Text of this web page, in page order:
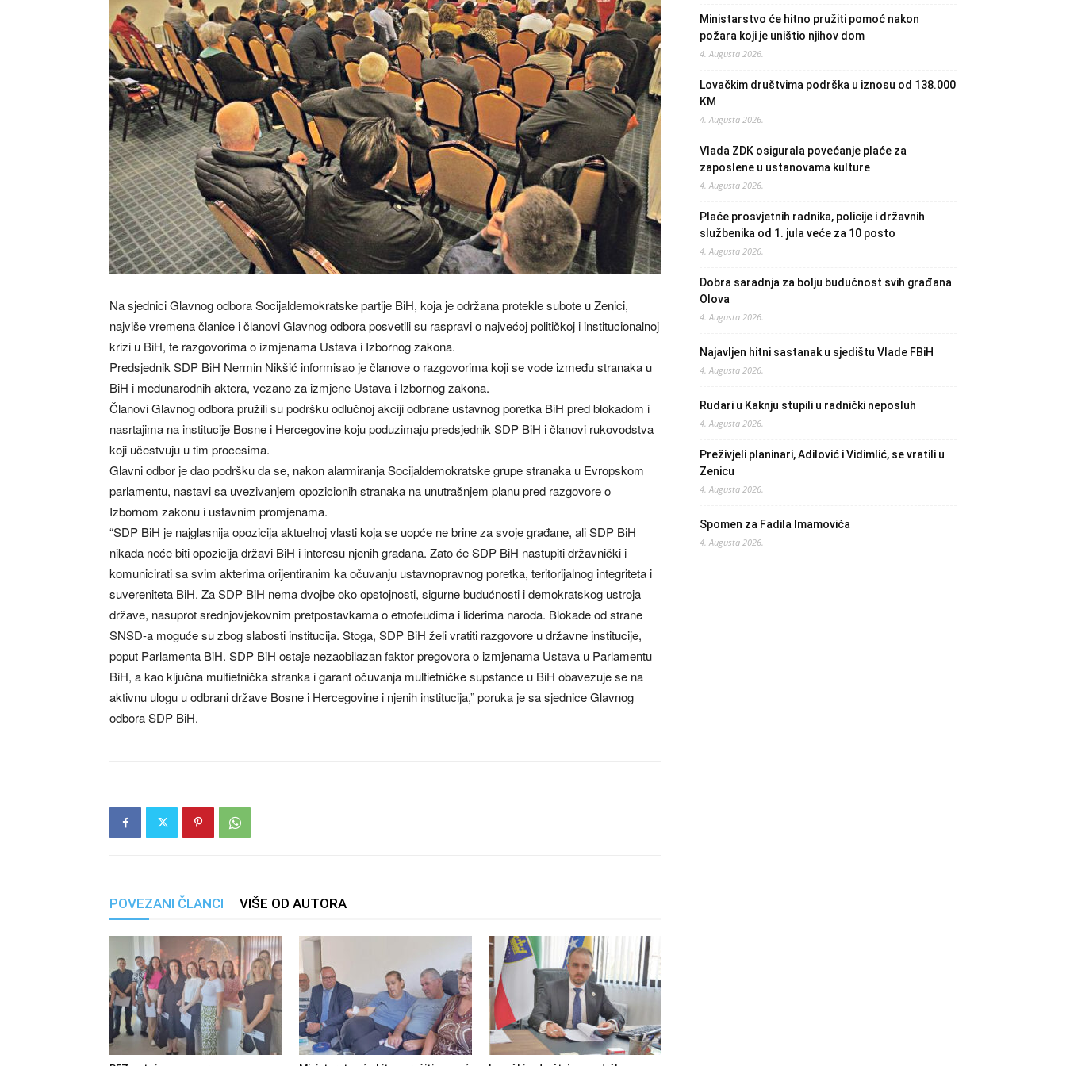
Na sjednici Glavnog odbora Socijaldemokratske partije BiH, koja je održana protekle subote u Zenici,
najviše vremena članice i članovi Glavnog odbora posvetili su raspravi o najvećoj političkoj i institucionalnoj
krizi u BiH, te razgovorima o izmjenama Ustava i Izbornog zakona.
Predsjednik SDP BiH Nermin Nikšić informisao je članove o razgovorima koji se vode između stranaka u
BiH i međunarodnih aktera, vezano za izmjene Ustava i Izbornog zakona.
Članovi Glavnog odbora pružili su podršku odlučnoj akciji odbrane ustavnog poretka BiH pred blokadom i
nasrtajima na institucije Bosne i Hercegovine koju poduzimaju predsjednik SDP BiH i članovi rukovodstva
koji učestvuju u tim procesima.
Glavni odbor je dao podršku da se, nakon alarmiranja Socijaldemokratske grupe stranaka u Evropskom
parlamentu, nastavi sa uvezivanjem opozicionih stranaka na unutrašnjem planu pred razgovore o
Izbornom zakonu i ustavnim promjenama.
“SDP BiH je najglasnija opozicija aktuelnoj vlasti koja se uopće ne brine za svoje građane, ali SDP BiH
nikada neće biti opozicija državi BiH i interesu njenih građana. Zato će SDP BiH nastupiti državnički i
komunicirati sa svim akterima orijentiranim ka očuvanju ustavnopravnog poretka, teritorijalnog integriteta i
suvereniteta BiH. Za SDP BiH nema dvojbe oko opstojnosti, sigurne budućnosti i demokratskog ustroja
države, nasuprot srednjovjekovnim pretpostavkama o etnofeudima i liderima naroda. Blokade od strane
SNSD-a moguće su zbog slabosti institucija. Stoga, SDP BiH želi vratiti razgovore u državne institucije,
poput Parlamenta BiH. SDP BiH ostaje nezaobilazan faktor pregovora o izmjenama Ustava u Parlamentu
BiH, a kao ključna multietnička stranka i garant očuvanja multietničke supstance u BiH obavezuje se na
aktivnu ulogu u odbrani države Bosne i Hercegovine i njenih institucija,” poruka je sa sjednice Glavnog
odbora SDP BiH.
POVEZANI ČLANCI VIŠE OD AUTORA
Ministarstvo će hitno pružiti pomoć nakon
požara koji je uništio njihov dom
4. Augusta 2026.
Lovačkim društvima podrška u iznosu od 138.000
KM
4. Augusta 2026.
Vlada ZDK osigurala povećanje plaće za
zaposlene u ustanovama kulture
4. Augusta 2026.
Plaće prosvjetnih radnika, policije i državnih
službenika od 1. jula veće za 10 posto
4. Augusta 2026.
Dobra saradnja za bolju budućnost svih građana
Olova
4. Augusta 2026.
Najavljen hitni sastanak u sjedištu Vlade FBiH
4. Augusta 2026.
Rudari u Kaknju stupili u radnički neposluh
4. Augusta 2026.
Preživjeli planinari, Adilović i Vidimlić, se vratili u
Zenicu
4. Augusta 2026.
Spomen za Fadila Imamovića
4. Augusta 2026.